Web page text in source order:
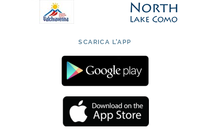
SCARICA L'APP